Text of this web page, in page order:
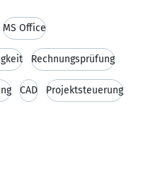
MS Office
Rechnungsprüfung
CAD Projektsteuerung